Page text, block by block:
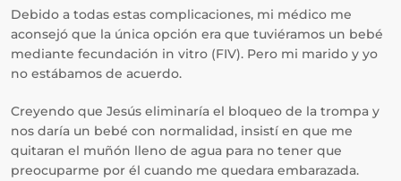
Debido a todas estas complicaciones, mi médico me
aconsejó que la única opción era que tuviéramos un bebé
mediante fecundación in vitro (FIV). Pero mi marido y yo
no estábamos de acuerdo.
Creyendo que Jesús eliminaría el bloqueo de la trompa y
nos daría un bebé con normalidad, insistí en que me
quitaran el muñón lleno de agua para no tener que
preocuparme por él cuando me quedara embarazada.